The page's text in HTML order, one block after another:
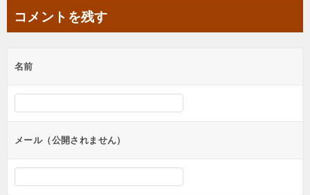
ビ
ー
シ
ョ
ン
コメントを残す
名前
メール（公開されません）